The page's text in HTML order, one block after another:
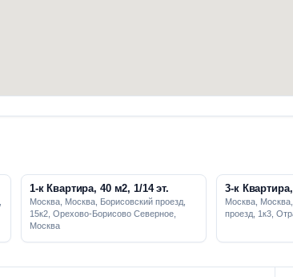
1-к Квартира, 40 м2, 1/14 эт.
Москва, Москва, Борисовский проезд,
15к2, Орехово-Борисово Северное,
Москва
3-к
Москва,
проезд, 1к3,